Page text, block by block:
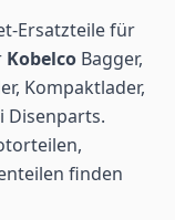
Ersatzteile für
Kobelco Bagger,
Kompaktlader,
Disenparts.
finden